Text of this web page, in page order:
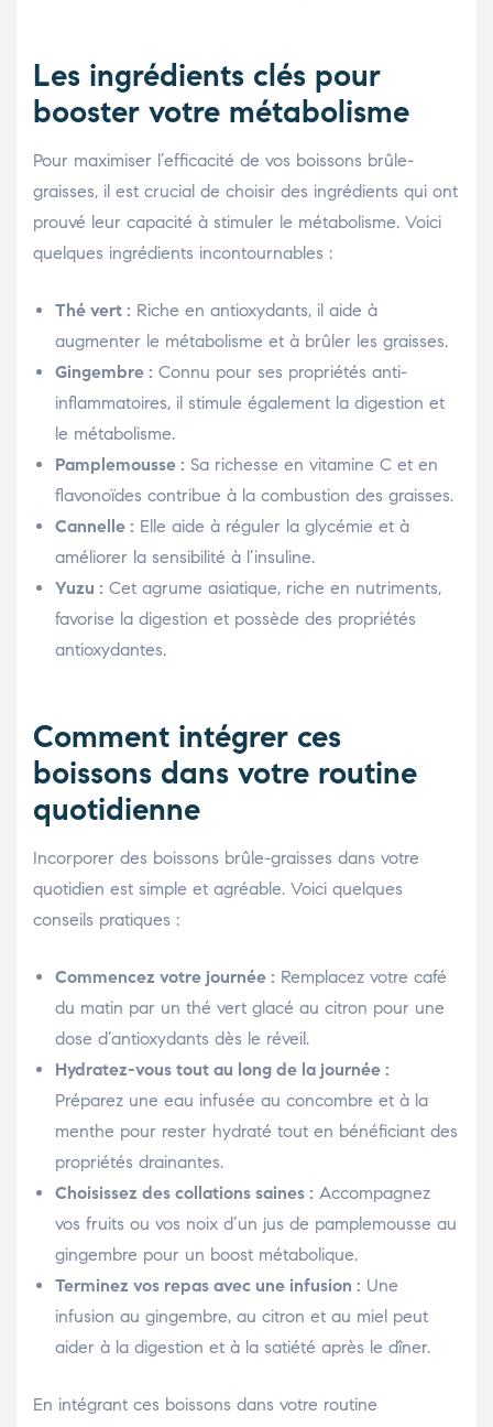
Les ingrédients clés pour
booster votre métabolisme
Pour maximiser l’efficacité de vos boissons brûle-
graisses, il est crucial de choisir des ingrédients qui ont
prouvé leur capacité à stimuler le métabolisme. Voici
quelques ingrédients incontournables :
Thé vert : Riche en antioxydants, il aide à
augmenter le métabolisme et à brûler les graisses.
Gingembre : Connu pour ses propriétés anti-
inflammatoires, il stimule également la digestion et
le métabolisme.
Pamplemousse : Sa richesse en vitamine C et en
flavonoïdes contribue à la combustion des graisses.
Cannelle : Elle aide à réguler la glycémie et à
améliorer la sensibilité à l’insuline.
Yuzu : Cet agrume asiatique, riche en nutriments,
favorise la digestion et possède des propriétés
antioxydantes.
Comment intégrer ces
boissons dans votre routine
quotidienne
Incorporer des boissons brûle-graisses dans votre
quotidien est simple et agréable. Voici quelques
conseils pratiques :
Commencez votre journée : Remplacez votre café
du matin par un thé vert glacé au citron pour une
dose d’antioxydants dès le réveil.
Hydratez-vous tout au long de la journée :
Préparez une eau infusée au concombre et à la
menthe pour rester hydraté tout en bénéficiant des
propriétés drainantes.
Choisissez des collations saines : Accompagnez
vos fruits ou vos noix d’un jus de pamplemousse au
gingembre pour un boost métabolique.
Terminez vos repas avec une infusion : Une
infusion au gingembre, au citron et au miel peut
aider à la digestion et à la satiété après le dîner.
En intégrant ces boissons dans votre routine